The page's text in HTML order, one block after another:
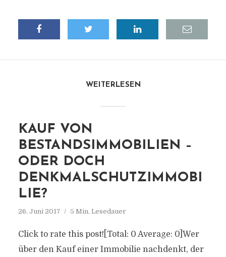
WEITERLESEN
KAUF VON
BESTANDSIMMOBILIEN –
ODER DOCH
DENKMALSCHUTZIMMOBI
LIE?
26. Juni 2017 5 Min. Lesedauer
Click to rate this post![Total: 0 Average: 0]Wer
über den Kauf einer Immobilie nachdenkt, der